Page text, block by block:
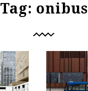
Tag: onibus